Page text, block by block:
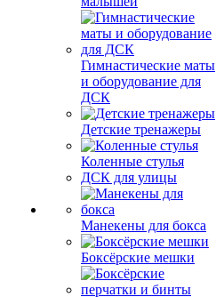
Гимнастические маты
и оборудование для
ДСК
Детские тренажеры
Коленные стулья
ДСК для улицы
Манекены для бокса
Боксёрские мешки